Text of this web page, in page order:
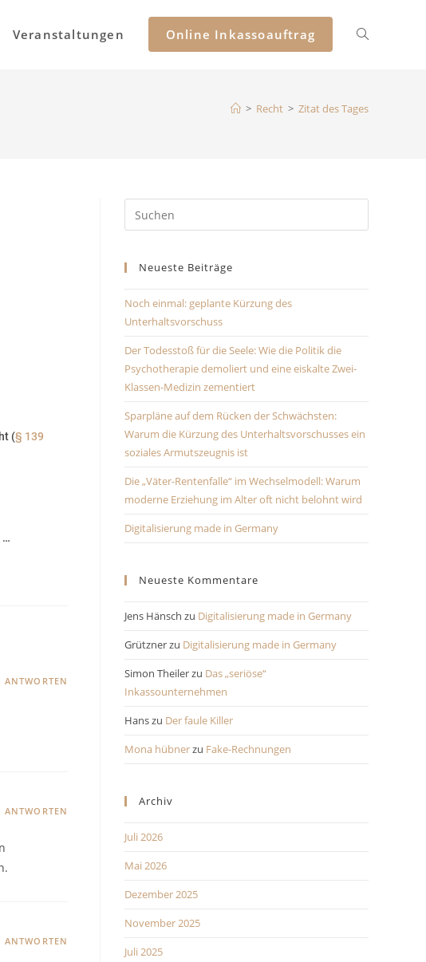
Veranstaltungen Online Inkassoauftrag
> Recht > Zitat des Tages
(§ 139
…
ANTWORTEN
ANTWORTEN
ANTWORTEN
Neueste Beiträge
Noch einmal: geplante Kürzung des
Unterhaltsvorschuss
Der Todesstoß für die Seele: Wie die Politik die
Psychotherapie demoliert und eine eiskalte Zwei-
Klassen-Medizin zementiert
Sparpläne auf dem Rücken der Schwächsten:
Warum die Kürzung des Unterhaltsvorschusses ein
soziales Armutszeugnis ist
Die „Väter-Rentenfalle“ im Wechselmodell: Warum
moderne Erziehung im Alter oft nicht belohnt wird
Digitalisierung made in Germany
Neueste Kommentare
Jens Hänsch zu Digitalisierung made in Germany
Grütznerzu Digitalisierung made in Germany
Simon Theilerzu Das „seriöse“
Inkassounternehmen
Hanszu Der faule Killer
Mona hübnerzu Fake-Rechnungen
Archiv
Juli 2026
Mai 2026
Dezember 2025
November 2025
Juli 2025